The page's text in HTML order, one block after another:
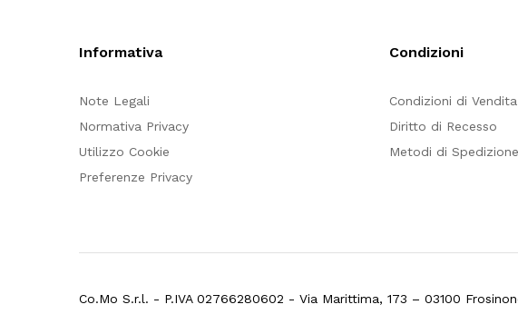
Informativa
Note Legali
Normativa Privacy
Utilizzo Cookie
Preferenze Privacy
Condizioni
Condizioni di Vendita
Diritto di Recesso
Metodi di Spedizione
Co.Mo S.r.l. - P.IVA 02766280602 - Via Marittima, 173 – 03100